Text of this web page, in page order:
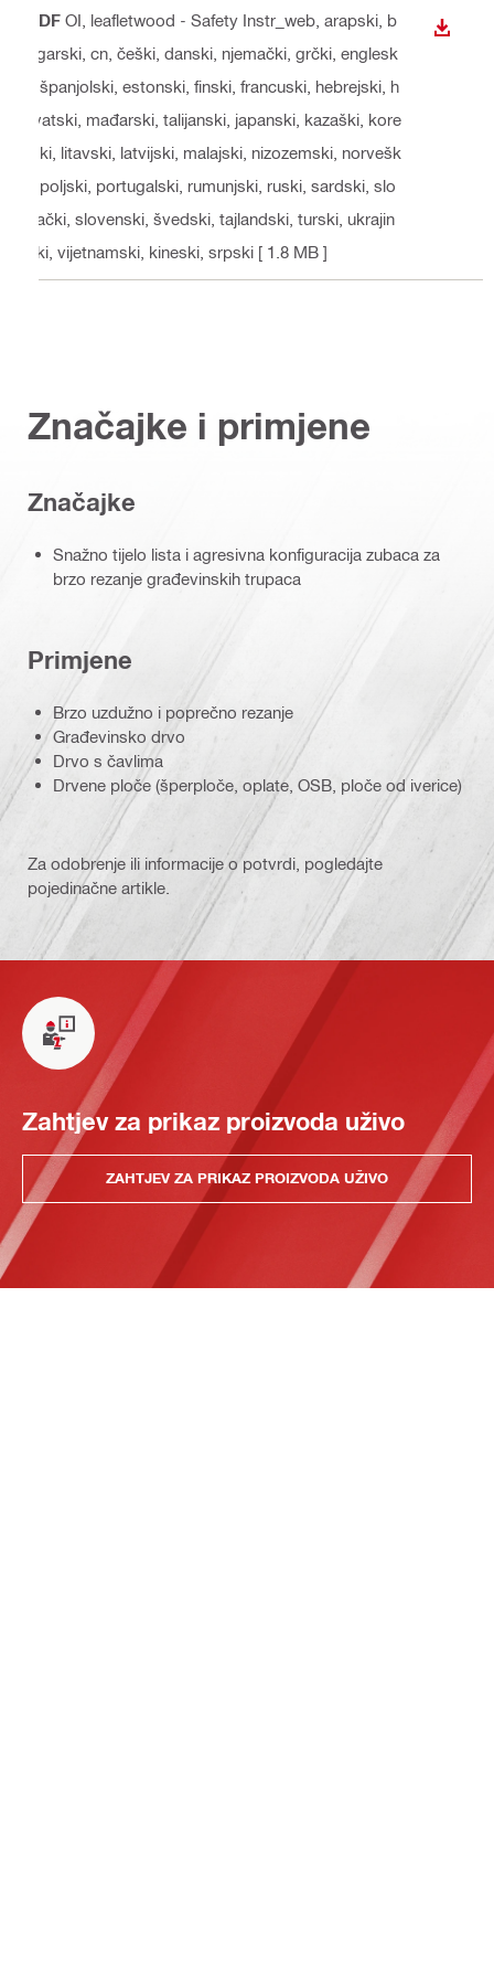
PDF OI, leafletwood - Safety Instr_web , arapski, b
ugarski, cn, češki, danski, njemački, grčki, englesk
i, španjolski, estonski, finski, francuski, hebrejski, h
rvatski, mađarski, talijanski, japanski, kazaški, kore
jski, litavski, latvijski, malajski, nizozemski, norvešk
i, poljski, portugalski, rumunjski, ruski, sardski, slo
vački, slovenski, švedski, tajlandski, turski, ukrajin
ski, vijetnamski, kineski, srpski [ 1.8 MB ]
Značajke i primjene
Značajke
Snažno tijelo lista i agresivna konfiguracija zubaca za
brzo rezanje građevinskih trupaca
Primjene
Brzo uzdužno i poprečno rezanje
Građevinsko drvo
Drvo s čavlima
Drvene ploče (šperploče, oplate, OSB, ploče od iverice)
Za odobrenje ili informacije o potvrdi, pogledajte
pojedinačne artikle.
Zahtjev za prikaz proizvoda uživo
ZAHTJEV ZA PRIKAZ PROIZVODA UŽIVO